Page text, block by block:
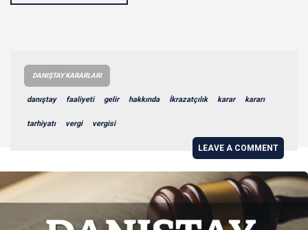
DANIŞTAY KARARLARI
danıştay faaliyeti gelir hakkında İkrazatçılık karar kararı
tarhiyatı vergi vergisi
LEAVE A COMMENT